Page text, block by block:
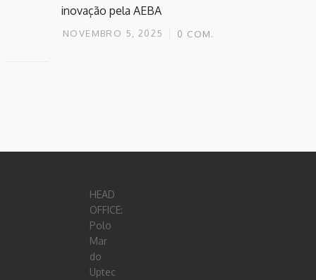
inovação pela AEBA
NOVEMBRO 5, 2025 0 COM.
HEAD
OFFICE:
Polo
Mar
do
Uptec